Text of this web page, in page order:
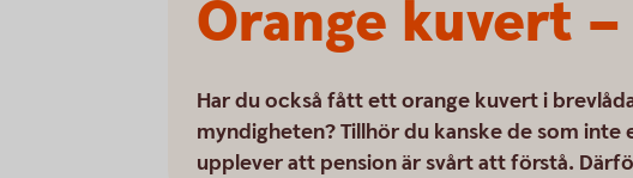
Orange kuvert
Har du också fått ett orange kuvert i
myndigheten? Tillhör du kanske de som
upplever att pension är svårt att förstå.